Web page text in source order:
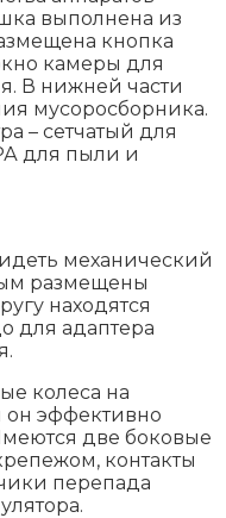
выполнена из
кнопка
камеры для
В нижней части
мусоросборника.
– сетчатый для
для пыли и
механический
размещены
находятся
для адаптера
колеса на
он эффективно
две боковые
контакты
перепада